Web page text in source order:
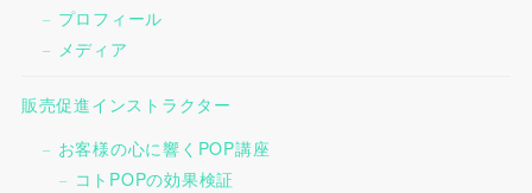
プロフィール
メディア
販売促進インストラクター
お客様の心に響くPOP講座
コトPOPの効果検証